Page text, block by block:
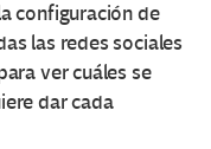
configuración de
las redes sociales
ver cuáles se
dar cada